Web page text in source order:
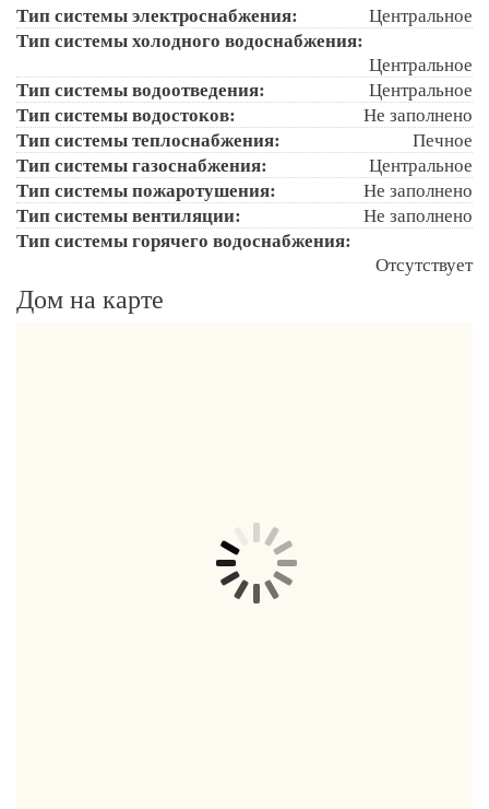
Тип системы электроснабжения: Центральное
Тип системы холодного водоснабжения:
Центральное
Тип системы водоотведения: Центральное
Тип системы водостоков: Не заполнено
Тип системы теплоснабжения: Печное
Тип системы газоснабжения: Центральное
Тип системы пожаротушения: Не заполнено
Тип системы вентиляции: Не заполнено
Тип системы горячего водоснабжения:
Отсутствует
Дом на карте